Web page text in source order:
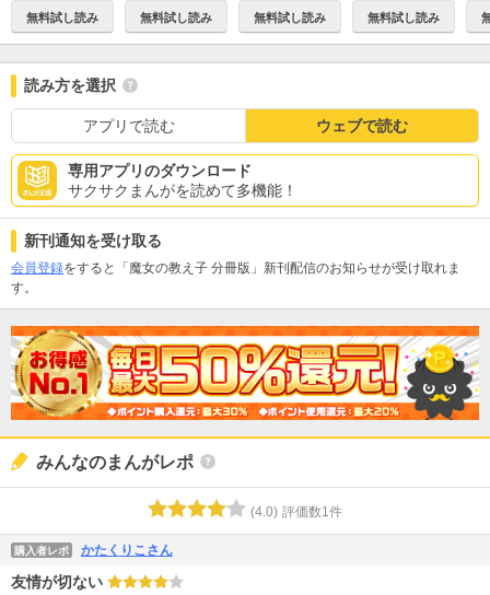
無料試し読み 無料試し読み 無料試し読み 無料試し読み
読み方を選択
アプリで読む ウェブで読む
専用アプリのダウンロード
サクサクまんがを読めて多機能！
新刊通知を受け取る
会員登録をすると「魔女の教え子 分冊版」新刊配信のお知らせが受け取れま
す。
みんなのまんがレポ
(4.0) 評価数1件
購入者レポ かたくりこさん
友情が切ない